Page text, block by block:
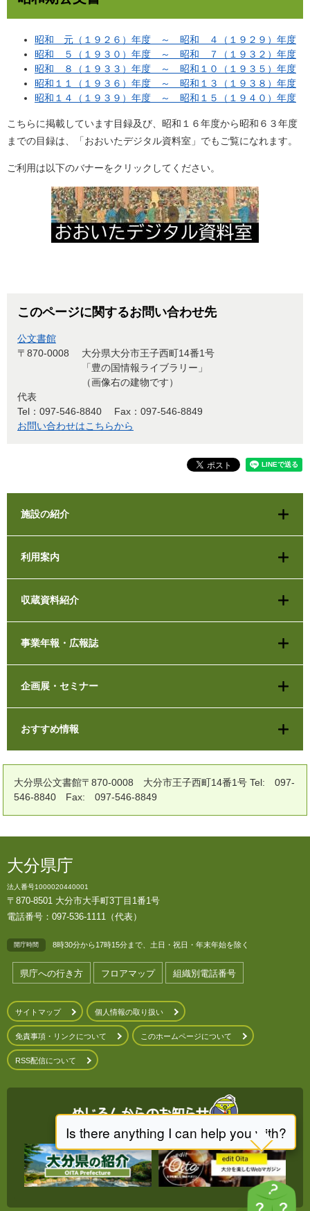
昭和 元（１９２６）年度 ～ 昭和 ４（１９２９）年度
昭和 ５（１９３０）年度 ～ 昭和 ７（１９３２）年度
昭和 ８（１９３３）年度 ～ 昭和１０（１９３５）年度
昭和１１（１９３６）年度 ～ 昭和１３（１９３８）年度
昭和１４（１９３９）年度 ～ 昭和１５（１９４０）年度
こちらに掲載しています目録及び、昭和１６年度から昭和６３年度
までの目録は、「おおいたデジタル資料室」でもご覧になれます。
ご利用は以下のバナーをクリックしてください。
このページに関するお問い合わせ先
公文書館
〒870-0008
大分県大分市王子西町14番1号
「豊の国情報ライブラリー」
（画像右の建物です）
代表
Tel：097-546-8840
Fax：097-546-8849
お問い合わせはこちらから
施設の紹介
利用案内
収蔵資料紹介
事業年報・広報誌
企画展・セミナー
おすすめ情報
大分県公文書館〒870-0008 大分市王子西町14番1号 Tel: 097-
546-8840 Fax: 097-546-8849
大分県庁
法人番号1000020440001
〒870-8501 大分市大手町3丁目1番1号
電話番号：097-536-1111（代表）
開庁時間 8時30分から17時15分まで、土日・祝日・年末年始を除く
県庁への行き方 フロアマップ 組織別電話番号
サイトマップ 個人情報の取り扱い
免責事項・リンクについて このホームページについて
RSS配信について